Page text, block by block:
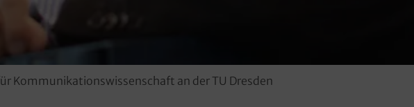
Kommunikationswissenschaft an der TU Dresden